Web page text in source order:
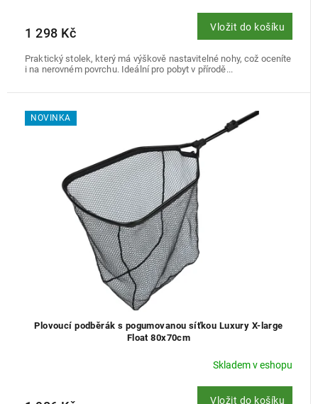
1 298 Kč Vložit do košíku
Praktický stolek, který má výškově nastavitelné nohy, což oceníte
i na nerovném povrchu. Ideální pro pobyt v přírodě...
NOVINKA
Plovoucí podběrák s pogumovanou síťkou Luxury X-large
Float 80x70cm
Skladem v eshopu
Vložit do košíku